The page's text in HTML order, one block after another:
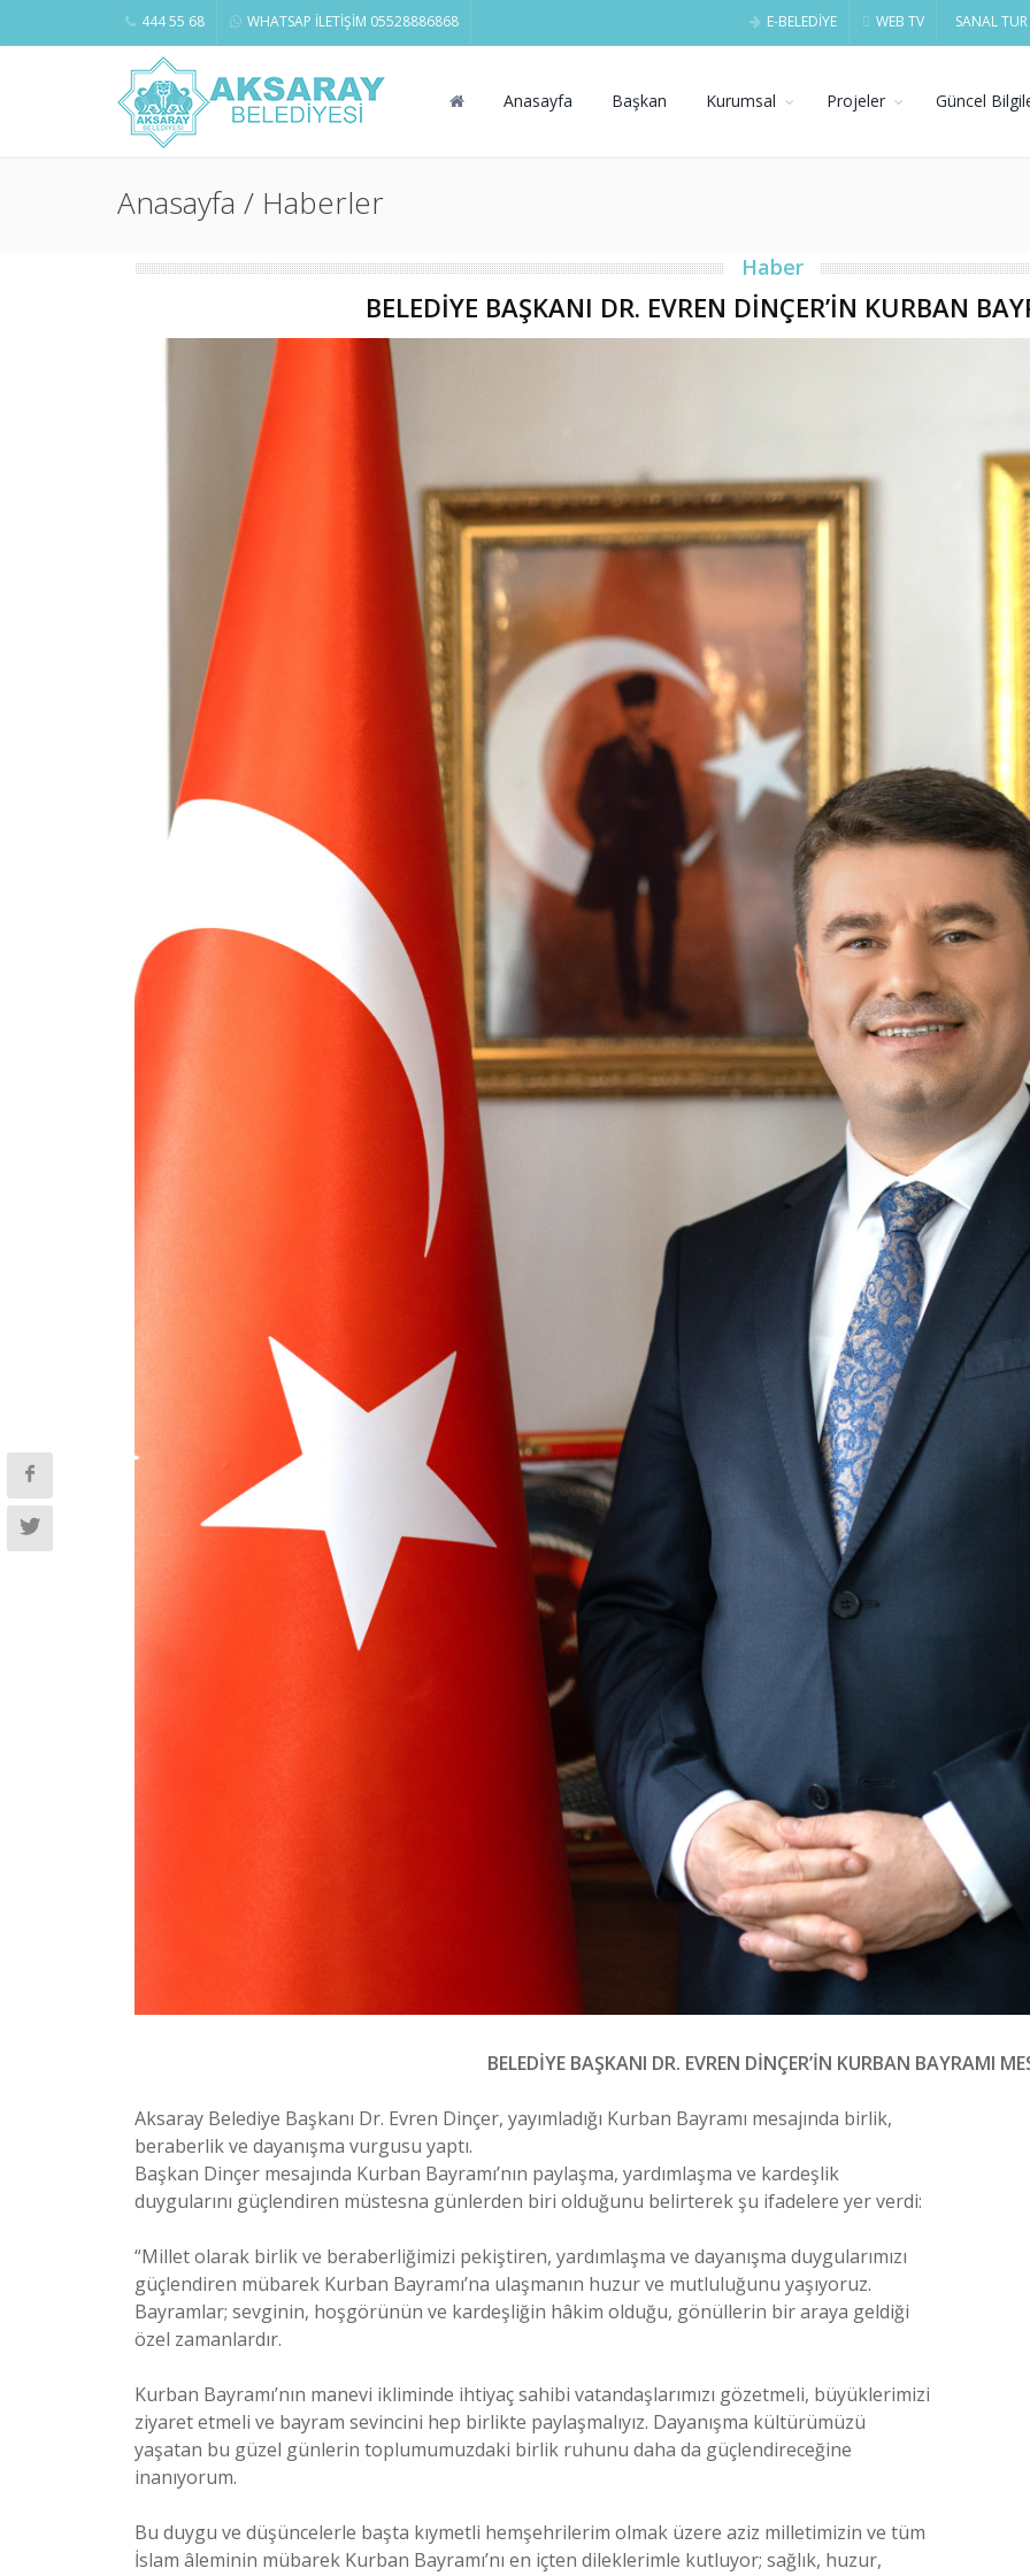
E-BELEDİYE WEB TV SANAL TUR
444 55 68 WHATSAP İLETİŞİM 05528886868
Anasayfa Başkan Kurumsal Projeler Güncel
Anasayfa / Haberler
Haber
BELEDİYE BAŞKANI DR. EVREN DİNÇER’İN KURBAN
BELEDİYE BAŞKANI DR. EVREN DİNÇER’İN KURBAN BAYRAMI
Aksaray Belediye Başkanı Dr. Evren Dinçer, yayımladığı Kurban Bayramı mesajında birlik,
beraberlik ve dayanışma vurgusu yaptı.
Başkan Dinçer mesajında Kurban Bayramı’nın paylaşma, yardımlaşma ve kardeşlik
duygularını güçlendiren müstesna günlerden biri olduğunu belirterek şu ifadelere yer verdi:
“Millet olarak birlik ve beraberliğimizi pekiştiren, yardımlaşma ve dayanışma duygularımızı
güçlendiren mübarek Kurban Bayramı’na ulaşmanın huzur ve mutluluğunu yaşıyoruz.
Bayramlar; sevginin, hoşgörünün ve kardeşliğin hâkim olduğu, gönüllerin bir araya geldiği
özel zamanlardır.
Kurban Bayramı’nın manevi ikliminde ihtiyaç sahibi vatandaşlarımızı gözetmeli, büyüklerimizi
ziyaret etmeli ve bayram sevincini hep birlikte paylaşmalıyız. Dayanışma kültürümüzü
yaşatan bu güzel günlerin toplumumuzdaki birlik ruhunu daha da güçlendireceğine
inanıyorum.
Bu duygu ve düşüncelerle başta kıymetli hemşehrilerim olmak üzere aziz milletimizin ve tüm
İslam âleminin mübarek Kurban Bayramı’nı en içten dileklerimle kutluyor; sağlık, huzur,